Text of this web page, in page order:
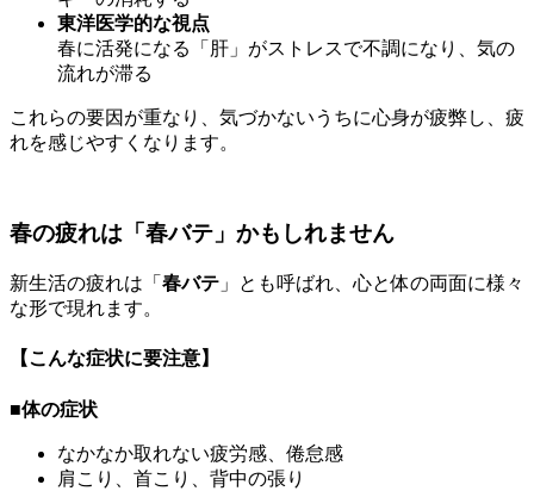
東洋医学的な視点
春に活発になる「肝」がストレスで不調になり、気の
流れが滞る
これらの要因が重なり、気づかないうちに心身が疲弊し、疲
れを感じやすくなります。
春の疲れは「春バテ」かもしれません
新生活の疲れは「 春バテ 」とも呼ばれ、心と体の両面に様々
な形で現れます。
【こんな症状に要注意】
■体の症状
なかなか取れない疲労感、倦怠感
肩こり、首こり、背中の張り